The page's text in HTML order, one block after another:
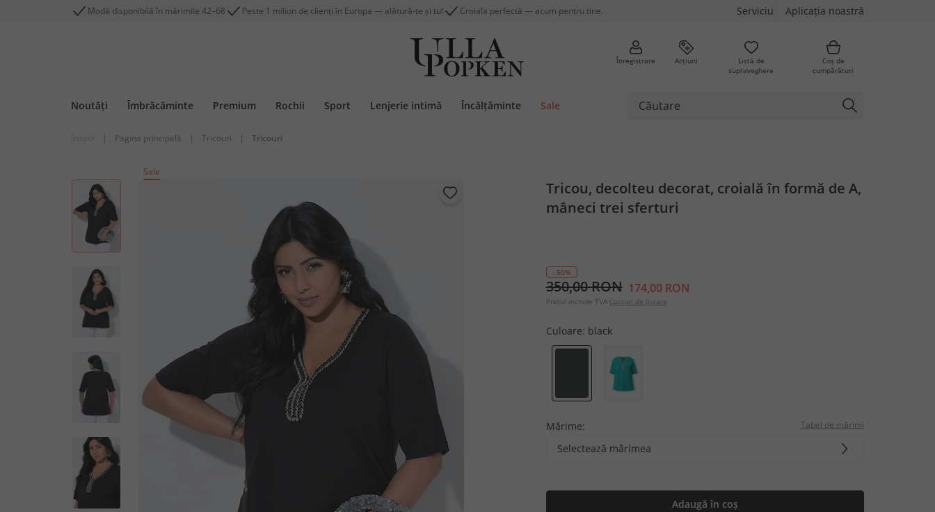
Modă disponibilă în mărimile 42–68 Peste 1 milion de clienți în Europa — alătură-te și tu! Croiala perfectă — acum pentru tine. Serviciu Aplicația noastră
Înregistrare Acțiuni
Listă de
supraveghere
Coș de
cumpărături
Noutăți Îmbrăcăminte Premium Rochii Sport Lenjerie intimă Încălțăminte Sale
| Pagina principală | Tricouri | Tricouri
Sale
Tricou, decolteu decorat, croială în formă de A,
mâneci trei sferturi
- 50%
350,00 RON 174,00 RON
Prețul include TVA Costuri de livrare
Culoare: black
Mărime: Tabel de mărimi
Selectează mărimea
Adaugă în coș